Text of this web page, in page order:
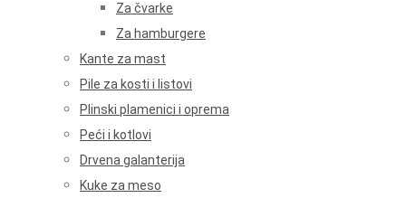
Za čvarke
Za hamburgere
Kante za mast
Pile za kosti i listovi
Plinski plamenici i oprema
Peći i kotlovi
Drvena galanterija
Kuke za meso